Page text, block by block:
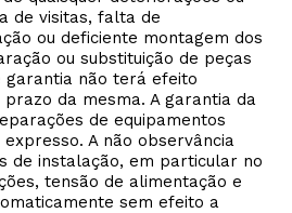
de visitas, falta de
ou deficiente montagem dos
ou substituição de peças
não terá efeito
da mesma. A garantia da
de equipamentos
A não observância
de instalação, em particular no
tensão de alimentação e
sem efeito a